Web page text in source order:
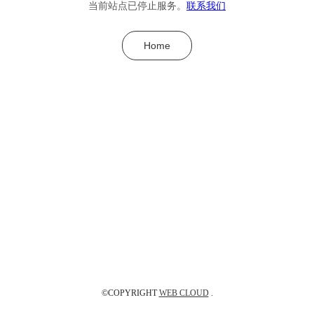
当前站点已停止服务。 联系我们
Home
©COPYRIGHTWEB CLOUD.